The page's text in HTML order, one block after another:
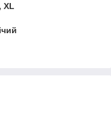
XL